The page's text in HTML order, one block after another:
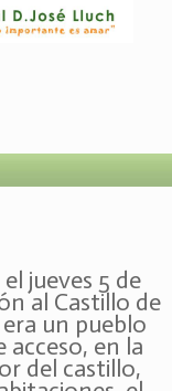
jueves 5 de
al Castillo de
un pueblo
acceso, en la
del castillo,